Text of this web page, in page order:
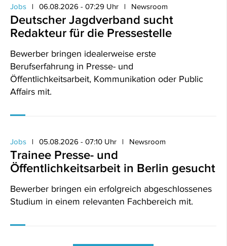
Jobs 06.08.2026 - 07:29 Uhr Newsroom
Deutscher Jagdverband sucht
Redakteur für die Pressestelle
Bewerber bringen idealerweise erste
Berufserfahrung in Presse- und
Öffentlichkeitsarbeit, Kommunikation oder Public
Affairs mit.
Jobs 05.08.2026 - 07:10 Uhr Newsroom
Trainee Presse- und
Öffentlichkeitsarbeit in Berlin gesucht
Bewerber bringen ein erfolgreich abgeschlossenes
Studium in einem relevanten Fachbereich mit.